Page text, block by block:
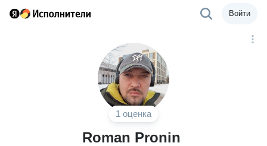
Войти
1 оценка
Roman Pronin